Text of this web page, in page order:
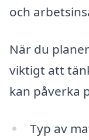
och
När du
viktigt att
kan påverka
Typ av